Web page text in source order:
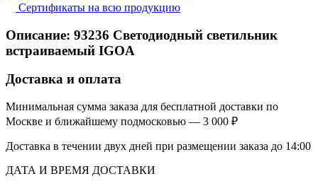
Сертификаты на всю продукцию
Описание: 93236 Светодиодный светильник
встраиваемый IGOA
Доставка и оплата
Минимальная сумма заказа для бесплатной доставки по
Москве и ближайшему подмосковью — 3 000 ₽
Доставка в течении двух дней при размещении заказа до 14:00
ДАТА И ВРЕМЯ ДОСТАВКИ